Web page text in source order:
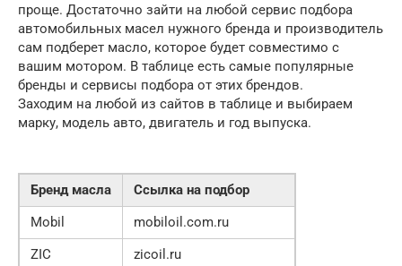
проще. Достаточно зайти на любой сервис подбора
автомобильных масел нужного бренда и производитель
сам подберет масло, которое будет совместимо с
вашим мотором. В таблице есть самые популярные
бренды и сервисы подбора от этих брендов.
Заходим на любой из сайтов в таблице и выбираем
марку, модель авто, двигатель и год выпуска.
Бренд масла
Ссылка на подбор
Mobil
mobiloil.com.ru
ZIC
zicoil.ru